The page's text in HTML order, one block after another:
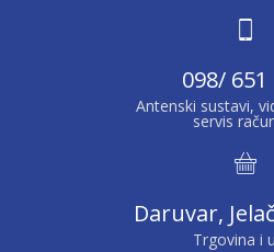
098/ 651
Antenski sustavi,
servis
Daruvar,
Trgovina i